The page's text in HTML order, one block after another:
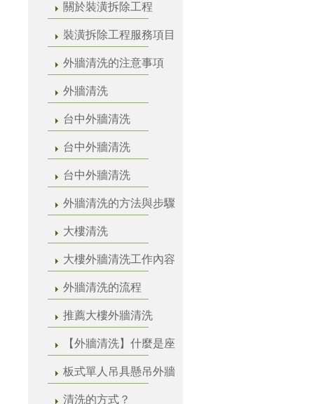
關於裝潢拆除工程
裝潢拆除工程服務項目
外牆清洗的注意事項
外牆清洗
台中外牆清洗
台中外牆清洗
台中外牆清洗
外牆清洗的方法與步驟
大樓清洗
大樓外牆清洗工作內容
外牆清洗的流程
推薦大樓外牆清洗
【外牆清洗】什麼是座
板式單人吊具懸吊外牆
清洗的方式？